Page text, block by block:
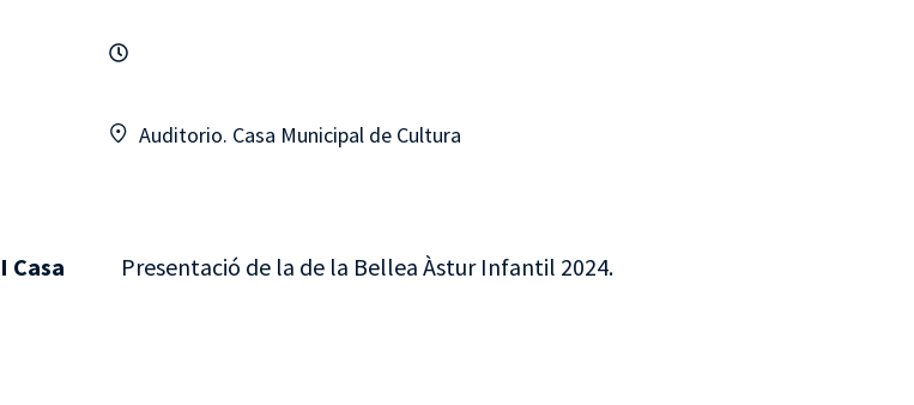
Auditorio. Casa Municipal de Cultura
Casa
Presentació de la de la Bellea Àstur Infantil 2024.